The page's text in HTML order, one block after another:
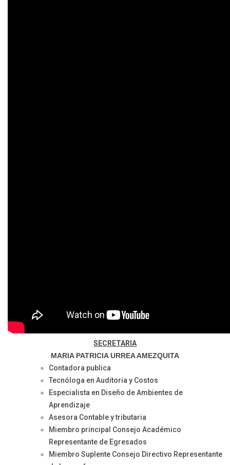
SECRETARIA
MARIA PATRICIA URREA AMEZQUITA
Contadora publica
Tecnóloga en Auditoria y Costos
Especialista en Diseño de Ambientes de
Aprendizaje
Asesora Contable y tributaria
Miembro principal Consejo Académico
Representante de Egresados
Miembro Suplente Consejo Directivo Representante